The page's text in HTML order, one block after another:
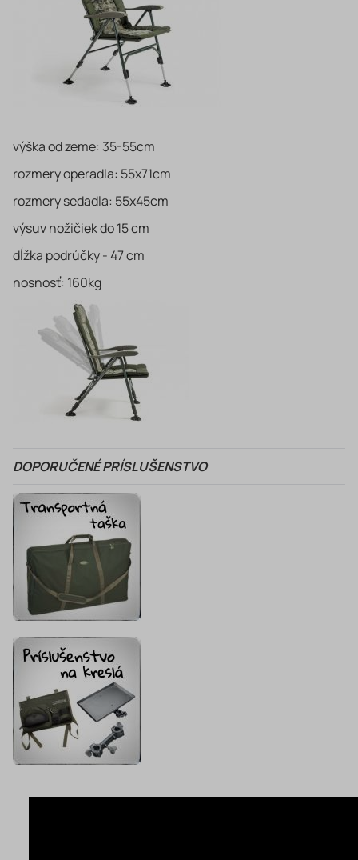
výška od zeme: 35-55cm
rozmery operadla: 55x71cm
rozmery sedadla: 55x45cm
výsuv nožičiek do 15 cm
dĺžka podrúčky - 47 cm
nosnosť: 160kg
DOPORUČENÉ PRÍSLUŠENSTVO